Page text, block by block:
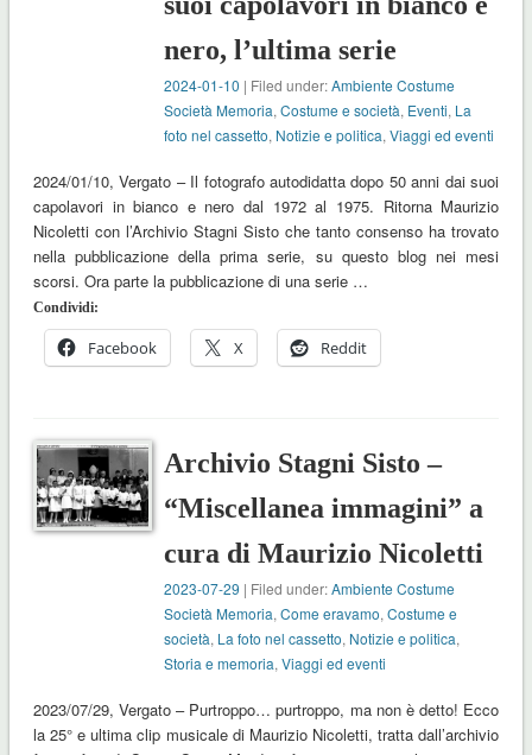
nero, l’ultima serie
2024-01-10 | Filed under:Ambiente Costume
Società Memoria,Costume e società, Eventi, La
foto nel cassetto, Notizie e politica,Viaggi ed eventi
2024/01/10, Vergato – Il fotografo autodidatta dopo 50 anni dai suoi
capolavori in bianco e nero dal 1972 al 1975. Ritorna Maurizio
Nicoletti con l’Archivio Stagni Sisto che tanto consenso ha trovato
nella pubblicazione della prima serie, su questo blog nei mesi
scorsi. Ora parte la pubblicazione di una serie …
Condividi:
Facebook X Reddit
Archivio Stagni Sisto –
“Miscellanea immagini” a
cura di Maurizio Nicoletti
2023-07-29 | Filed under:Ambiente Costume
Società Memoria,Come eravamo,Costume e
società, La foto nel cassetto, Notizie e politica,
Storia e memoria,Viaggi ed eventi
2023/07/29, Vergato – Purtroppo… purtroppo, ma non è detto! Ecco
la 25° e ultima clip musicale di Maurizio Nicoletti, tratta dall’archivio